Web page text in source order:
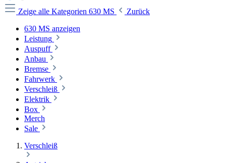
Zeige alle Kategorien 630 MS
Zurück
630 MS anzeigen
Leistung
Auspuff
Anbau
Bremse
Fahrwerk
Verschleiß
Elektrik
Box
Merch
Sale
Verschleiß